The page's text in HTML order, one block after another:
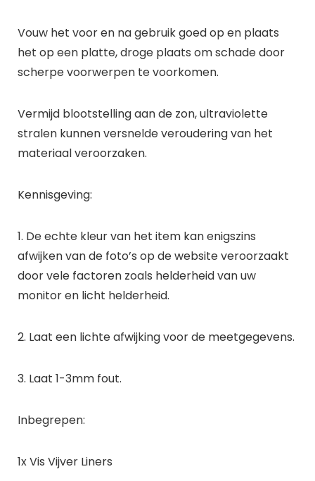
Vouw het voor en na gebruik goed op en plaats
het op een platte, droge plaats om schade door
scherpe voorwerpen te voorkomen.
Vermijd blootstelling aan de zon, ultraviolette
stralen kunnen versnelde veroudering van het
materiaal veroorzaken.
Kennisgeving:
1. De echte kleur van het item kan enigszins
afwijken van de foto’s op de website veroorzaakt
door vele factoren zoals helderheid van uw
monitor en licht helderheid.
2. Laat een lichte afwijking voor de meetgegevens.
3. Laat 1-3mm fout.
Inbegrepen:
1x Vis Vijver Liners